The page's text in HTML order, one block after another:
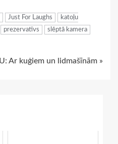
Just For Laughs
katoļu
prezervatīvs slēptā kamera
Ar kuģiem un lidmašīnām »